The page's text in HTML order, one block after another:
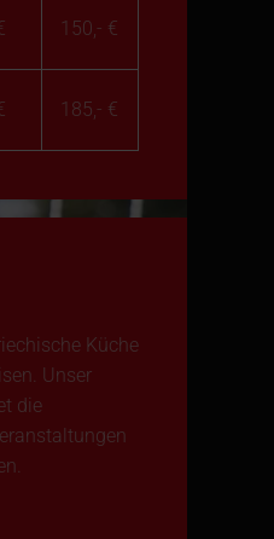
150,- €
185,- €
Küche
Unser
die